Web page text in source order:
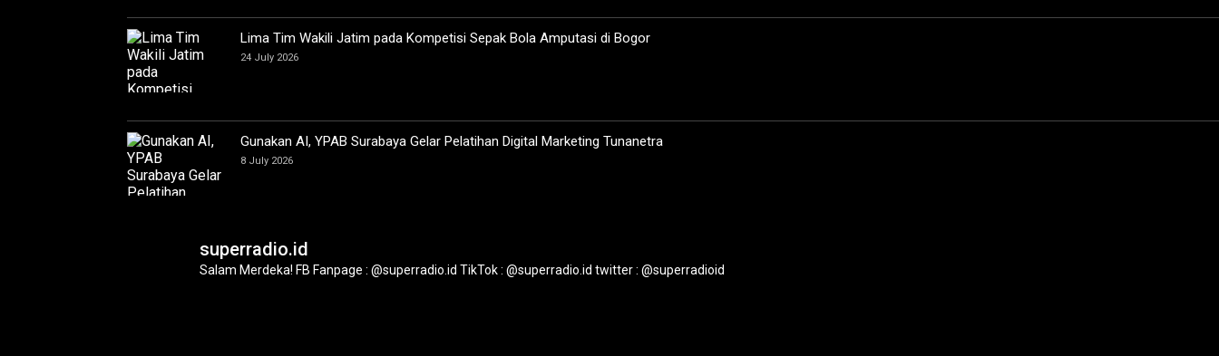
Lima Tim Wakili Jatim pada Kompetisi Sepak Bola Amputasi di Bogor
24 July 2026
Gunakan AI, YPAB Surabaya Gelar Pelatihan Digital Marketing Tunanetra
8 July 2026
superradio.id
Salam Merdeka! FB Fanpage : @superradio.id TikTok : @superradio.id twitter : @superradioid